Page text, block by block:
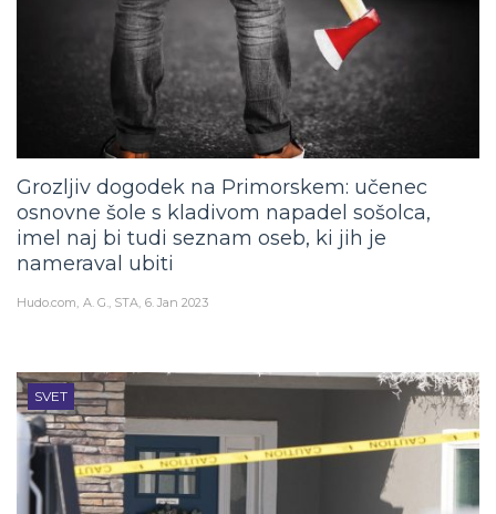
Grozljiv dogodek na Primorskem: učenec
osnovne šole s kladivom napadel sošolca,
imel naj bi tudi seznam oseb, ki jih je
nameraval ubiti
Hudo.com A. G., STA 6. Jan 2023
SVET